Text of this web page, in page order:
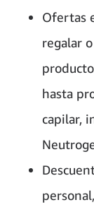
Ofertas
regalar
hasta
capilar,